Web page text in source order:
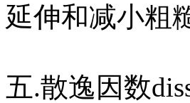
延伸和减小粗
五.散逸因数